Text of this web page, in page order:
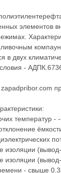
элементов
в двух
-
температур -
изоляции
изоляции
- свыше